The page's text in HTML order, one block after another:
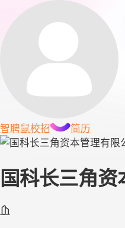
智聘鼠校招 简历
国科长三角资